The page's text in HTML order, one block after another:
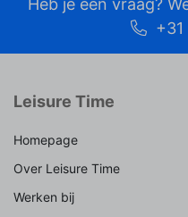
Heb je een vraag?
+31
Leisure Time
Homepage
Over Leisure Time
Werken bij